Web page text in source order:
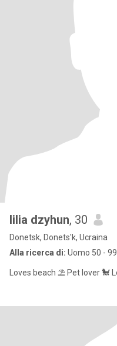
lilia dzyhun, 30
Donetsk, Donets'k, Ucraina
Alla ricerca di: Uomo 50 - 99